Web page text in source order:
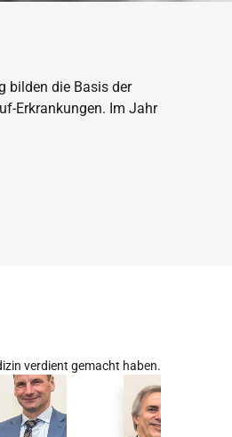
bilden die Basis der
Erkrankungen. Im Jahr
verdient gemacht haben.